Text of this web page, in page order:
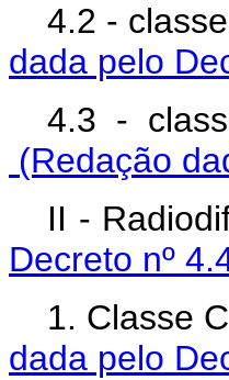
4.2 -
dada pelo
4.3 -
(Redação
II -
Decreto nº
1. Classe
dada pelo